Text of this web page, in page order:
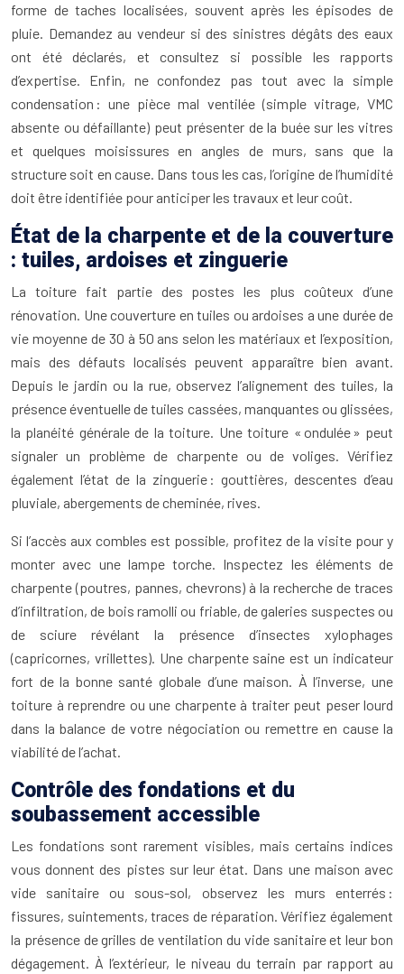
forme de taches localisées, souvent après les épisodes de
pluie. Demandez au vendeur si des sinistres dégâts des eaux
ont été déclarés, et consultez si possible les rapports
d’expertise. Enfin, ne confondez pas tout avec la simple
condensation : une pièce mal ventilée (simple vitrage, VMC
absente ou défaillante) peut présenter de la buée sur les vitres
et quelques moisissures en angles de murs, sans que la
structure soit en cause. Dans tous les cas, l’origine de l’humidité
doit être identifiée pour anticiper les travaux et leur coût.
État de la charpente et de la couverture
: tuiles, ardoises et zinguerie
La toiture fait partie des postes les plus coûteux d’une
rénovation. Une couverture en tuiles ou ardoises a une durée de
vie moyenne de 30 à 50 ans selon les matériaux et l’exposition,
mais des défauts localisés peuvent apparaître bien avant.
Depuis le jardin ou la rue, observez l’alignement des tuiles, la
présence éventuelle de tuiles cassées, manquantes ou glissées,
la planéité générale de la toiture. Une toiture « ondulée » peut
signaler un problème de charpente ou de voliges. Vérifiez
également l’état de la zinguerie : gouttières, descentes d’eau
pluviale, abergements de cheminée, rives.
Si l’accès aux combles est possible, profitez de la visite pour y
monter avec une lampe torche. Inspectez les éléments de
charpente (poutres, pannes, chevrons) à la recherche de traces
d’infiltration, de bois ramolli ou friable, de galeries suspectes ou
de sciure révélant la présence d’insectes xylophages
(capricornes, vrillettes). Une charpente saine est un indicateur
fort de la bonne santé globale d’une maison. À l’inverse, une
toiture à reprendre ou une charpente à traiter peut peser lourd
dans la balance de votre négociation ou remettre en cause la
viabilité de l’achat.
Contrôle des fondations et du
soubassement accessible
Les fondations sont rarement visibles, mais certains indices
vous donnent des pistes sur leur état. Dans une maison avec
vide sanitaire ou sous-sol, observez les murs enterrés :
fissures, suintements, traces de réparation. Vérifiez également
la présence de grilles de ventilation du vide sanitaire et leur bon
dégagement. À l’extérieur, le niveau du terrain par rapport au